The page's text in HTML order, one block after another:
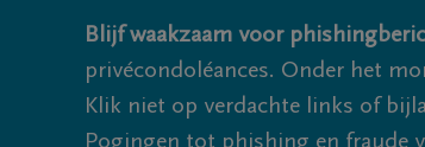
Blijf waakzaam voor
privécondoléances. Onder het
Klik niet op verdachte links of
Pogingen tot phishing en fraude